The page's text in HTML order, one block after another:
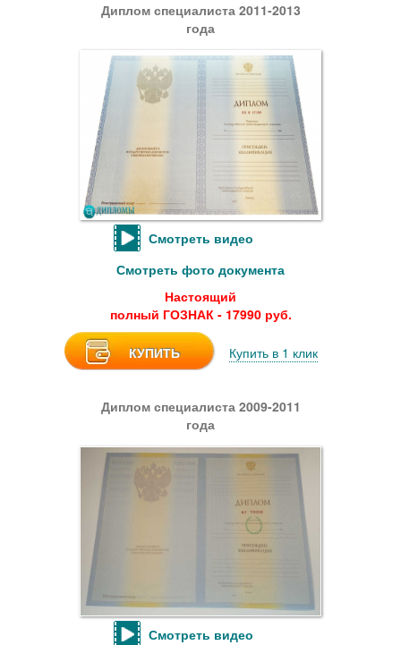
Диплом специалиста 2011-2013
года
Смотреть видео
Смотреть фото документа
Настоящий
полный ГОЗНАК - 17990 руб.
КУПИТЬ Купить в 1 клик
Диплом специалиста 2009-2011
года
Смотреть видео